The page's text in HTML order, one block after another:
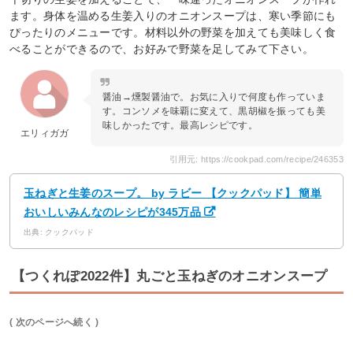
ます。身体を温める生姜入りのオニオンスープは、寒い季節にも
ぴったりのメニューです。材料以外の野菜を加えても美味しく食
べることができるので、お好みで野菜を足してみて下さい。
エリィガガ
醤油→燻製醤油で。お気に入りで何度も作っていま
す。コンソメを味覇に変えて、黒胡椒を振っても美
味しかったです。最高レシピです。
引用元: https://cookpad.com/recipe/246353
玉ねぎと生姜のスープ。 by ラビー 【クックパッド】 簡単
おいしいみんなのレシピが345万品
出典: クックパッド
【つくれぽ2022件】丸ごと玉ねぎのオニオンスープ
( 次のページへ続く )